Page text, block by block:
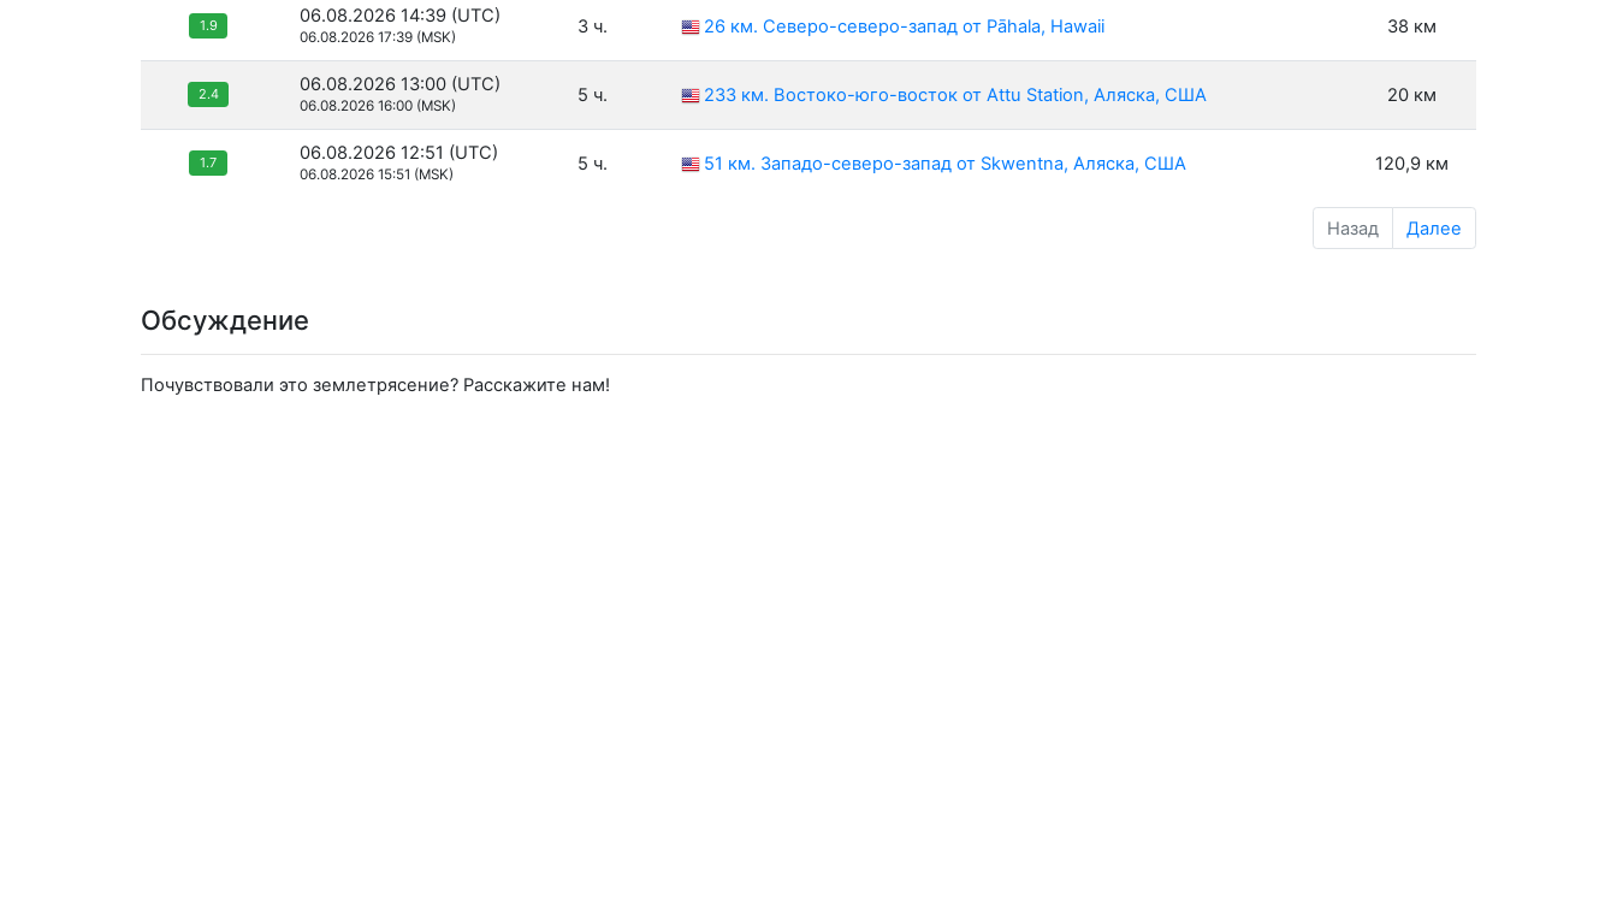
1.9 06.08.2026 14:39 (UTC)
06.08.2026 17:39 (MSK) 3 ч. 26 км. Северо-северо-запад от Pāhala, Hawaii 38 км
2.4 06.08.2026 13:00 (UTC)
06.08.2026 16:00 (MSK) 5 ч. 233 км. Востоко-юго-восток от Attu Station, Аляска, США 20 км
1.7 06.08.2026 12:51 (UTC)
06.08.2026 15:51 (MSK) 5 ч. 51 км. Западо-северо-запад от Skwentna, Аляска, США 120,9 км
Назад Далее
Обсуждение
Почувствовали это землетрясение? Расскажите нам!